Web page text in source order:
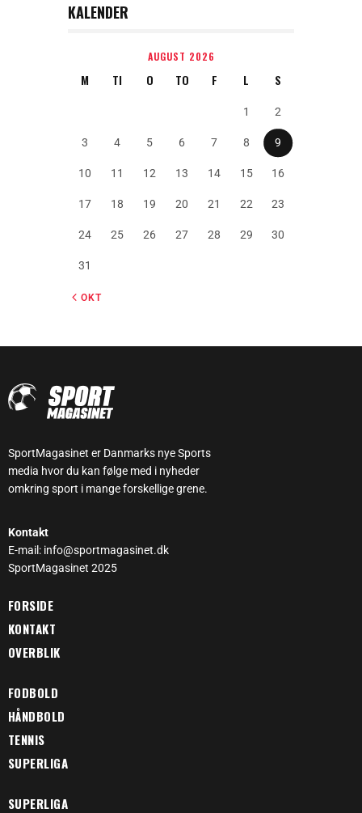
KALENDER
AUGUST 2026
M TI O TO F L S
1 2
3 4 5 6 7 8 9
10 11 12 13 14 15 16
17 18 19 20 21 22 23
24 25 26 27 28 29 30
31
« OKT
SportMagasinet er Danmarks nye Sports
media hvor du kan følge med i nyheder
omkring sport i mange forskellige grene.
Kontakt
E-mail: info@sportmagasinet.dk
SportMagasinet 2025
FORSIDE
KONTAKT
OVERBLIK
FODBOLD
HÅNDBOLD
TENNIS
SUPERLIGA
SUPERLIGA